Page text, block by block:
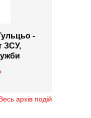
-
ЗСУ,
архів подій